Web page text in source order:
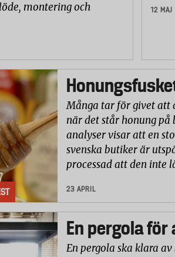
montering och
12 MAJ
Många tar för givet att
när det står honung på
analyser visar att en
svenska butiker är
processad att den inte
23 APRIL
En pergola för
En pergola ska klara